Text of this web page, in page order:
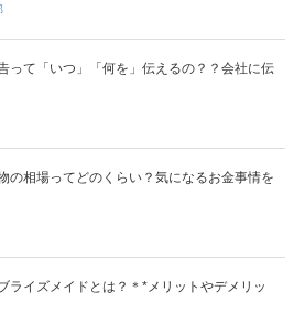
って「いつ」「何を」伝えるの？？会社に伝
の相場ってどのくらい？気になるお金事情を
ライズメイドとは？＊*メリットやデメリッ